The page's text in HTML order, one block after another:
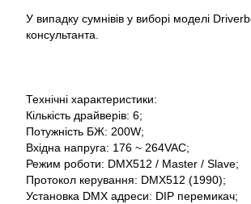
У випадку сумнівів у виборі моделі
консультанта.
Технічні характеристики:
Кількість драйверів: 6;
Потужність БЖ: 200W;
Вхідна напруга: 176 ~ 264VAC;
Режим роботи: DMX512 / Master / Slave;
Протокол керування: DMX512 (1990);
Установка DMX адреси: DIP перемикач;